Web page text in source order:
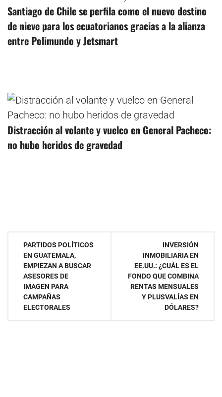
Santiago de Chile se perfila como el nuevo destino
de nieve para los ecuatorianos gracias a la alianza
entre Polimundo y Jetsmart
Distracción al volante y vuelco en General Pacheco:
no hubo heridos de gravedad
Navegación
entradas
PARTIDOS POLÍTICOS
EN GUATEMALA,
EMPIEZAN A BUSCAR
ASESORES DE
IMAGEN PARA
CAMPAÑAS
ELECTORALES
INVERSIÓN
INMOBILIARIA EN
EE.UU.: ¿CUÁL ES EL
FONDO QUE COMBINA
RENTAS MENSUALES
Y PLUSVALÍAS EN
DÓLARES?